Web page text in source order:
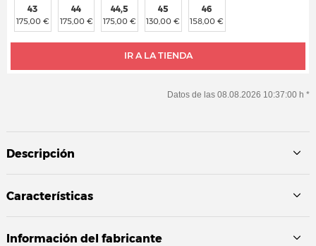
IR A LA TIENDA
43
175,00 €
44
175,00 €
44,5
175,00 €
45
130,00 €
46
158,00 €
Datos de las 08.08.2026 10:37:00 h *
Descripción
Características
Información del fabricante